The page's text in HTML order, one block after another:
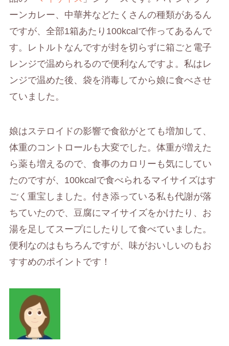
ーンカレー、中華丼などたくさんの種類があるん
ですが、全部1箱あたり100kcalで作ってあるんで
す。レトルトなんですが封を切らずに箱ごと電子
レンジで温められるので便利なんですよ。私はレ
ンジで温めた後、袋を消毒してから娘に食べさせ
ていました。
娘はステロイドの影響で食欲がとても増加して、
体重のコントロールも大変でした。体重が増えた
ら薬も増えるので、食事のカロリーも気にしてい
たのですが、100kcalで食べられるマイサイズはす
ごく重宝しました。付き添っている私も代謝が落
ちていたので、豆腐にマイサイズをかけたり、お
湯を足してスープにしたりして食べていました。
便利なのはもちろんですが、味がおいしいのもお
すすめのポイントです！